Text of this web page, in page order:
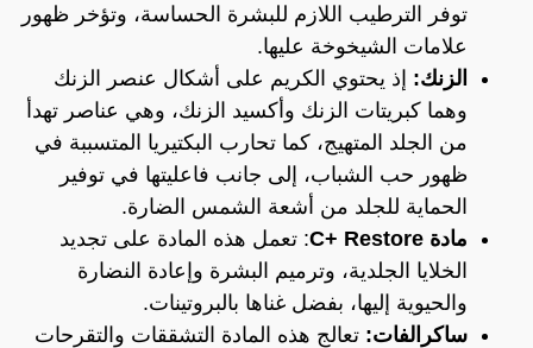
توفر الترطيب اللازم للبشرة الحساسة، وتؤخر ظهور
علامات الشيخوخة عليها.
الزنك: إذ يحتوي الكريم على أشكال عنصر الزنك
وهما كبريتات الزنك وأكسيد الزنك، وهي عناصر تهدأ
من الجلد المتهيج، كما تحارب البكتيريا المتسببة في
ظهور حب الشباب، إلى جانب فاعليتها في توفير
الحماية للجلد من أشعة الشمس الضارة.
مادة C+ Restore
: تعمل هذه المادة على تجديد
الخلايا الجلدية، وترميم البشرة وإعادة النضارة
والحيوية إليها، بفضل غناها بالبروتينات.
ساكرالفات: تعالج هذه المادة التشققات والتقرحات